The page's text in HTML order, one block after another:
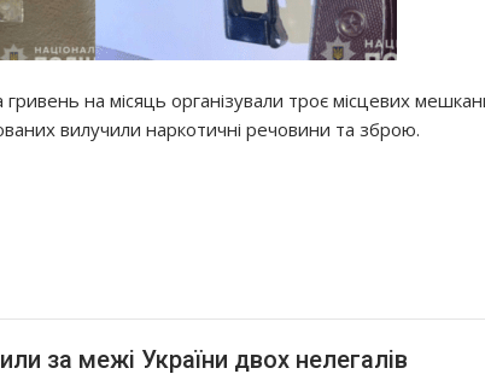
на місяць організували троє місцевих
вилучили наркотичні речовини та зброю.
за межі України двох нелегалів